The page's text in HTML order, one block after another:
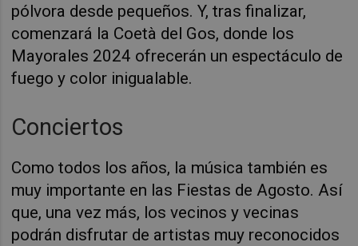
pólvora desde pequeños. Y, tras finalizar,
comenzará la Coetà del Gos, donde los
Mayorales 2024 ofrecerán un espectáculo de
fuego y color inigualable.
Conciertos
Como todos los años, la música también es
muy importante en las Fiestas de Agosto. Así
que, una vez más, los vecinos y vecinas
podrán disfrutar de artistas muy reconocidos